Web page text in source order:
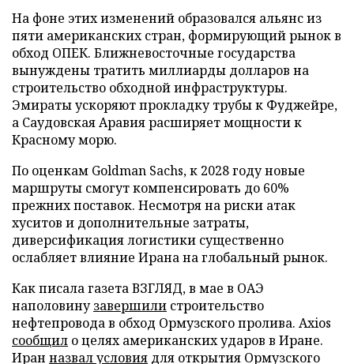
На фоне этих изменений образовался альянс из
пяти американских стран, формирующий рынок в
обход ОПЕК. Ближневосточные государства
вынуждены тратить миллиарды долларов на
строительство обходной инфраструктуры.
Эмираты ускоряют прокладку трубы к Фуджейре,
а Саудовская Аравия расширяет мощности к
Красному морю.
По оценкам Goldman Sachs, к 2028 году новые
маршруты смогут компенсировать до 60%
прежних поставок. Несмотря на риски атак
хуситов и дополнительные затраты,
диверсификация логистики существенно
ослабляет влияние Ирана на глобальный рынок.
Как писала газета ВЗГЛЯД, в мае в ОАЭ
наполовинузавершили строительство
нефтепровода в обход Ормузского пролива. Axios
сообщил о целях американских ударов в Иране.
Иран назвал условия для открытия Ормузского